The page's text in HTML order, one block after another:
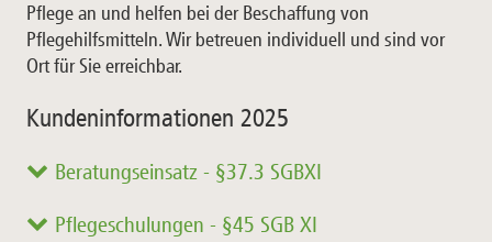
Pflege an und helfen bei der Beschaffung von
Pflegehilfsmitteln. Wir betreuen individuell und sind vor
Ort für Sie erreichbar.
Kundeninformationen 2025
Beratungseinsatz - §37.3 SGBXI
Pflegeschulungen - §45 SGB XI